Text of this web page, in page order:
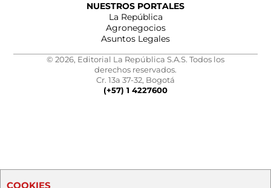
NUESTROS PORTALES
La República
Agronegocios
Asuntos Legales
© 2026, Editorial La República S.A.S. Todos los
derechos reservados.
Cr. 13a 37-32, Bogotá
(+57) 1 4227600
COOKIES